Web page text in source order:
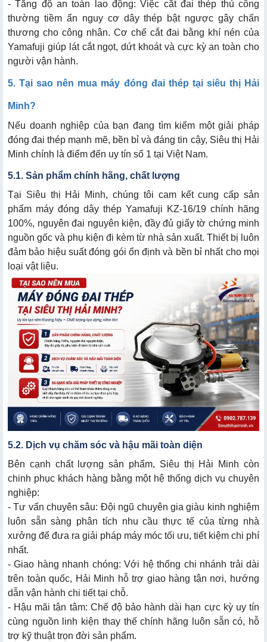
- Tăng độ an toàn lao động: Việc cắt đai thép thủ công
thường tiềm ẩn nguy cơ dây thép bật ngược gây chấn
thương cho công nhân. Cơ chế cắt đai bằng khí nén của
Yamafuji giúp lát cắt ngọt, dứt khoát và cực kỳ an toàn cho
người vận hành.
5. Tại sao nên mua máy đóng đai thép tại siêu thị Hải
Minh?
Nếu doanh nghiệp của bạn đang tìm kiếm một giải pháp
đóng đai thép mạnh mẽ, bền bỉ và đáng tin cậy, Siêu thị Hải
Minh chính là điểm đến uy tín số 1 tại Việt Nam.
5.1. Sản phẩm chính hãng, chất lượng
Tại Siêu thị Hải Minh, chúng tôi cam kết cung cấp sản
phẩm máy đóng dây thép Yamafuji KZ-16/19 chính hãng
100%, nguyên đai nguyên kiện, đầy đủ giấy tờ chứng minh
nguồn gốc và phụ kiện đi kèm từ nhà sản xuất. Thiết bị luôn
đảm bảo hiệu suất đóng gói ổn định và bền bỉ nhất cho mọi
loại vật liệu.
5.2. Dịch vụ chăm sóc và hậu mãi toàn diện
Bên cạnh chất lượng sản phẩm, Siêu thị Hải Minh còn
chinh phục khách hàng bằng một hệ thống dịch vụ chuyên
nghiệp:
- Tư vấn chuyên sâu: Đội ngũ chuyên gia giàu kinh nghiệm
luôn sẵn sàng phân tích nhu cầu thực tế của từng nhà
xưởng để đưa ra giải pháp máy móc tối ưu, tiết kiệm chi phí
nhất.
- Giao hàng nhanh chóng: Với hệ thống chi nhánh trải dài
trên toàn quốc, Hải Minh hỗ trợ giao hàng tận nơi, hướng
dẫn vận hành chi tiết tại chỗ.
- Hậu mãi tận tâm: Chế độ bảo hành dài hạn cực kỳ uy tín
cùng nguồn linh kiện thay thế chính hãng luôn sẵn có, hỗ
trợ kỹ thuật trọn đời sản phẩm.